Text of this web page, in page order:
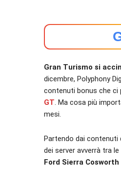
Gran Turismo si
dicembre, Polyphony
contenuti bonus che ci
GT. Ma cosa più
mesi.
Partendo dai contenuti
dei server avverrà tra
Ford Sierra Cosworth